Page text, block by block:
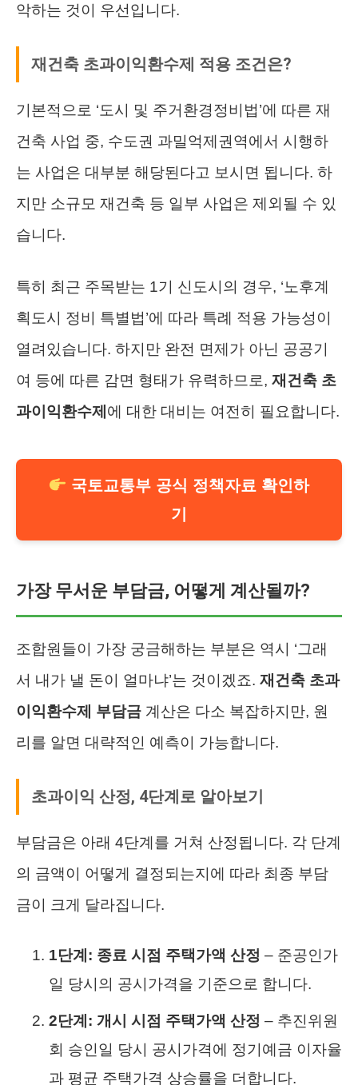
악하는 것이 우선입니다.
재건축 초과이익환수제 적용 조건은?
기본적으로 ‘도시 및 주거환경정비법’에 따른 재
건축 사업 중, 수도권 과밀억제권역에서 시행하
는 사업은 대부분 해당된다고 보시면 됩니다. 하
지만 소규모 재건축 등 일부 사업은 제외될 수 있
습니다.
특히 최근 주목받는 1기 신도시의 경우, ‘노후계
획도시 정비 특별법’에 따라 특례 적용 가능성이
열려있습니다. 하지만 완전 면제가 아닌 공공기
여 등에 따른 감면 형태가 유력하므로, 재건축 초
과이익환수제 에 대한 대비는 여전히 필요합니다.
국토교통부 공식 정책자료 확인하
기
가장 무서운 부담금, 어떻게 계산될까?
조합원들이 가장 궁금해하는 부분은 역시 ‘그래
서 내가 낼 돈이 얼마냐’는 것이겠죠. 재건축 초과
이익환수제 부담금 계산은 다소 복잡하지만, 원
리를 알면 대략적인 예측이 가능합니다.
초과이익 산정, 4단계로 알아보기
부담금은 아래 4단계를 거쳐 산정됩니다. 각 단계
의 금액이 어떻게 결정되는지에 따라 최종 부담
금이 크게 달라집니다.
1단계: 종료 시점 주택가액 산정 – 준공인가
일 당시의 공시가격을 기준으로 합니다.
2단계: 개시 시점 주택가액 산정 – 추진위원
회 승인일 당시 공시가격에 정기예금 이자율
과 평균 주택가격 상승률을 더합니다.